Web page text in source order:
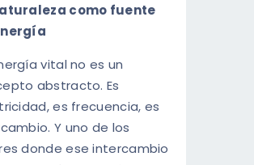
como fuente
vital no es un
abstracto. Es
es frecuencia, es
Y uno de los
donde ese intercambio